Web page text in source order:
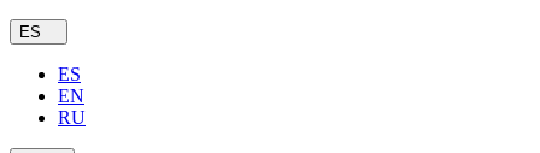
ES
ES
EN
RU